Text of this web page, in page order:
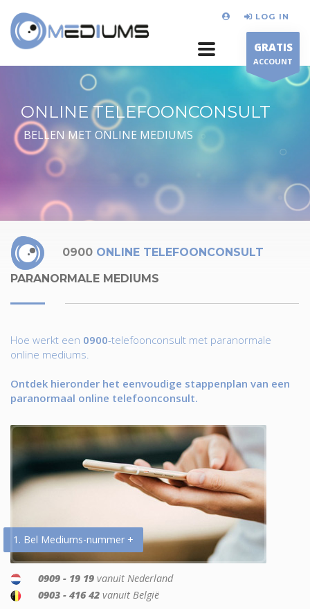
LOG IN
GRATIS
ACCOUNT
ONLINE TELEFOONCONSULT
BELLEN MET ONLINE MEDIUMS
0900 ONLINE TELEFOONCONSULT
PARANORMALE MEDIUMS
Hoe werkt een 0900-telefoonconsult met paranormale
online mediums.
Ontdek hieronder het eenvoudige stappenplan van een
paranormaal online telefoonconsult.
1. Bel Mediums-nummer +
0909 - 19 19 vanuit Nederland
0903 - 416 42 vanuit België